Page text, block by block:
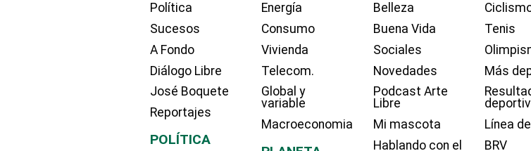
Política
Sucesos
A Fondo
Diálogo Libre
José Boquete
Reportajes
POLÍTICA
Energía
Consumo
Vivienda
Telecom.
Global y
variable
Macroeconomia
Belleza
Buena Vida
Sociales
Novedades
Podcast Arte
Libre
Mi mascota
Hablando con el
Tenis
Más
Línea
BRV